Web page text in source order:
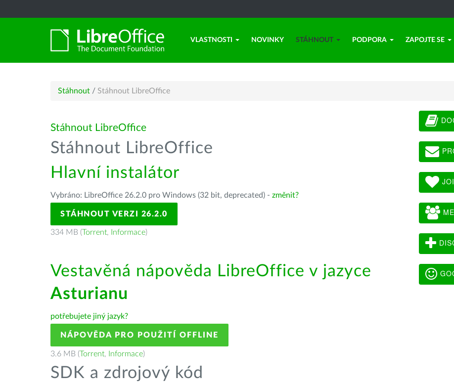
VLASTNOSTI NOVINKY STÁHNOUT PODPORA ZAPOJTE SE
Stáhnout / Stáhnout LibreOffice
Stáhnout LibreOffice
Stáhnout LibreOffice
Hlavní instalátor
Vybráno: LibreOffice 26.2.0 pro Windows (32 bit, deprecated) - změnit?
STÁHNOUT VERZI 26.2.0
334 MB (Torrent, Informace)
Vestavěná nápověda LibreOffice v jazyce
Asturianu
potřebujete jiný jazyk?
NÁPOVĚDA PRO POUŽITÍ OFFLINE
3.6 MB (Torrent, Informace)
SDK a zdrojový kód